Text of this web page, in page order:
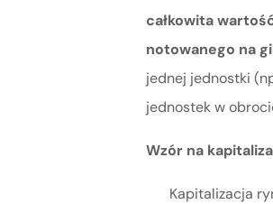
całkowita
notowanego na
jednej jednostki
jednostek w
Wzór na
Kapitalizacja